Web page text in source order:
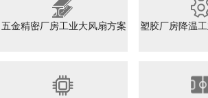
五金精密厂房工业大风扇方案 塑胶厂房降温